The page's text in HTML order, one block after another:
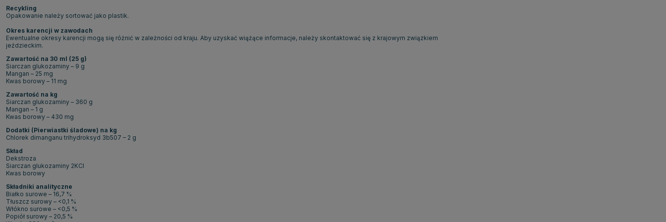
Recykling
Opakowanie należy sortować jako plastik.
Okres karencji w zawodach
Ewentualne okresy karencji mogą się różnić w zależności od kraju. Aby uzyskać wiążące informacje, należy skontaktować się z krajowym związkiem
jeździeckim.
Zawartość na 30 ml (25 g)
Siarczan glukozaminy – 9 g
Mangan – 25 mg
Kwas borowy – 11 mg
Zawartość na kg
Siarczan glukozaminy – 360 g
Mangan – 1 g
Kwas borowy – 430 mg
Dodatki (Pierwiastki śladowe) na kg
Chlorek dimanganu trihydroksyd 3b507 – 2 g
Skład
Dekstroza
Siarczan glukozaminy 2KCl
Kwas borowy
Składniki analityczne
Białko surowe – 16,7 %
Tłuszcz surowy – <0,1 %
Włókno surowe – <0,5 %
Popiół surowy – 20,5 %